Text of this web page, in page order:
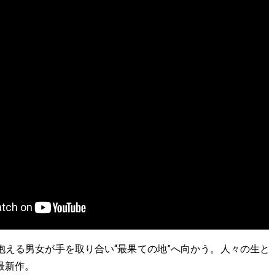
える男女が手を取り合い“最果ての地”へ向かう。人々の生
作。